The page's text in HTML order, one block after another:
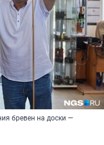
бревен на доски —